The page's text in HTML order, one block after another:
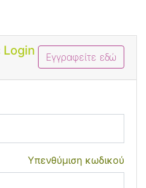
Εγγραφείτε εδώ
Υπενθύμιση κωδικού